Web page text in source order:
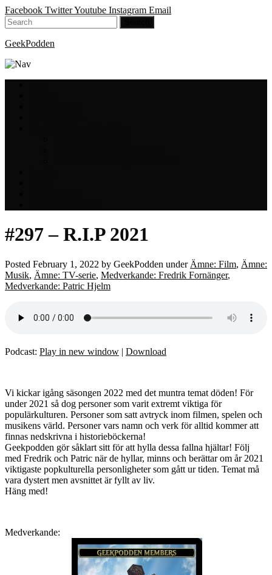
Facebook TwitterYoutube Instagram Email
GeekPodden
#297 – R.I.P 2021
Posted February 1, 2022 by GeekPodden under Ämne: Film, Ämne:
Musik, Ämne: TV-serie, Medverkande: Fredrik Fornänger,
Medverkande: Patric Hjelm
Podcast: Play in new window | Download
Vi kickar igång säsongen 2022 med det muntra temat döden! För
under 2021 så dog personer som varit extremt viktiga för
populärkulturen. Personer som satt avtryck inom filmen, spelen och
musikens värld. Personer vars namn och verk för alltid kommer att
finnas nedskrivna i historieböckerna!
Geekpodden gör såklart sitt för att hylla dessa fallna hjältar! Följ
med Fredrik och Patric när de hyllar, minns och berättar om år 2021
viktigaste popkulturella personligheter som gått ur tiden. Temat må
vara dystert men avsnittet är fyllt av liv.
Häng med!
Medverkande: